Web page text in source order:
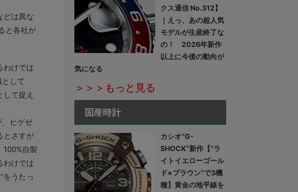
どは異な
と各社が
わけでは
して
て捉え
ヒゲゼ
とさすが
100%自製
わけでは
をうたっ
クス通信 No.312】
｜えっ、あの超人気
モデルが生産終了な
の！ 2026年新作
以上に今後の動向が
気になる
＞＞＞もっと見る
国産時計
カシオ“G-
SHOCK”新作【“ラ
イトイエローゴール
ド×ブラウン”で3機
種】黄金の地平線を